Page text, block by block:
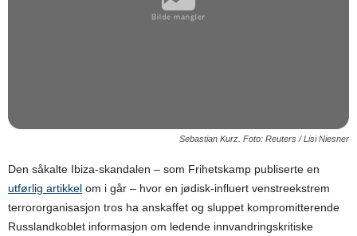
Sebastian Kurz. Foto: Reuters / Lisi Niesner
Den såkalte Ibiza-skandalen – som Frihetskamp publiserte en
utførlig artikkel om i går – hvor en jødisk-influert venstreekstrem
terrororganisasjon tros ha anskaffet og sluppet kompromitterende
Russlandkoblet informasjon om ledende innvandringskritiske